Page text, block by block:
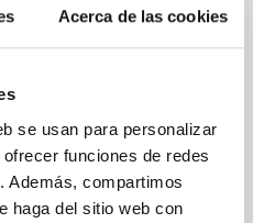
Acerca de las cookies
se usan para personalizar
funciones de redes
Además, compartimos
haga del sitio web con